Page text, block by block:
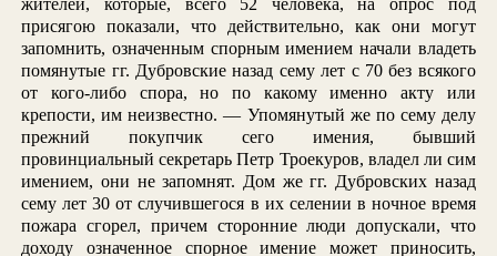
присягою показали, что действительно, как они могут
запомнить, означенным спорным имением начали владеть
помянутые гг. Дубровские назад сему лет с 70 без всякого
от кого-либо спора, но по какому именно акту или
крепости, им неизвестно. — Упомянутый же по сему делу
прежний покупчик сего имения, бывший
провинциальный секретарь Петр Троекуров, владел ли сим
имением, они не запомнят. Дом же гг. Дубровских назад
сему лет 30 от случившегося в их селении в ночное время
пожара сгорел, причем сторонние люди допускали, что
доходу означенное спорное имение может приносить,